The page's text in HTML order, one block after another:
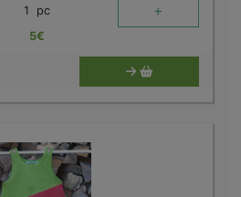
1 pc +
5€